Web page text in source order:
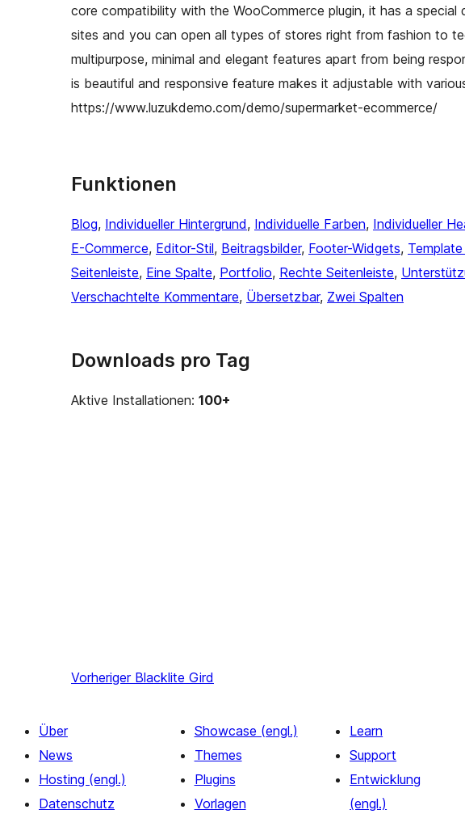
core compatibility with the WooCommerce plugin, it has a
sites and you can open all types of stores right from fashion to
multipurpose, minimal and elegant features apart from being
is beautiful and responsive feature makes it adjustable with
https://www.luzukdemo.com/demo/supermarket-ecommerce/
Funktionen
Blog, Individueller Hintergrund, Individuelle Farben, Individueller
E-Commerce, Editor-Stil, Beitragsbilder, Footer-Widgets,
Seitenleiste, Eine Spalte, Portfolio, Rechte Seitenleiste,
Verschachtelte Kommentare, Übersetzbar, Zwei Spalten
Downloads pro Tag
Aktive Installationen: 100+
Vorheriger Blacklite Gird
Über
News
Hosting (engl.)
Datenschutz
Showcase (engl.)
Themes
Plugins
Vorlagen
Learn
Support
Entwicklung
(engl.)